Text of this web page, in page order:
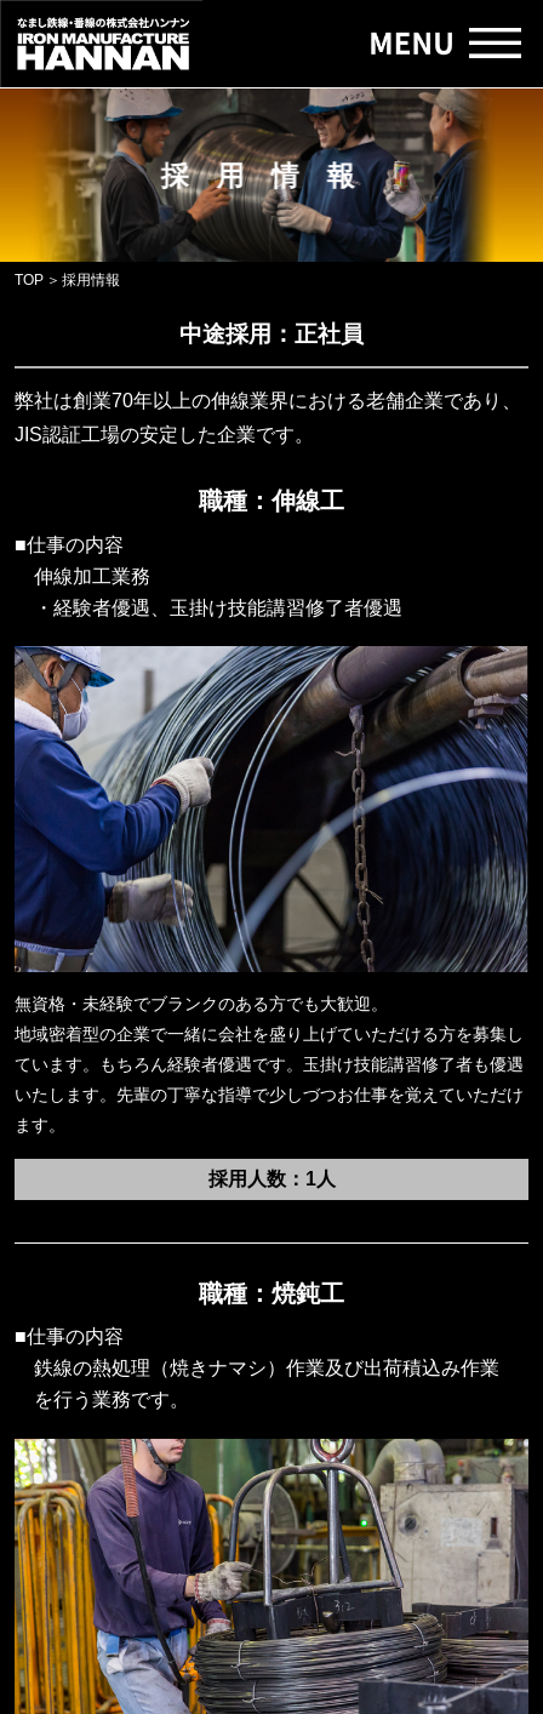
採用情報
TOP ＞ 採用情報
中途採用：正社員
弊社は創業70年以上の伸線業界における老舗企業であり、
JIS認証工場の安定した企業です。
職種：伸線工
■仕事の内容
伸線加工業務
・経験者優遇、玉掛け技能講習修了者優遇
無資格・未経験でブランクのある方でも大歓迎。
地域密着型の企業で一緒に会社を盛り上げていただける方を募集し
ています。もちろん経験者優遇です。玉掛け技能講習修了者も優遇
いたします。先輩の丁寧な指導で少しづつお仕事を覚えていただけ
ます。
採用人数：1人
職種：焼鈍工
■仕事の内容
鉄線の熱処理（焼きナマシ）作業及び出荷積込み作業
を行う業務です。